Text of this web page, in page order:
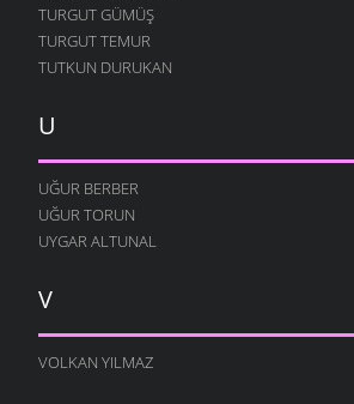
İKI YÜREK
28 HAZIRAN 2007
YÜREĞIM İŞGAL ALTINDA
DÜŞE KALDIK
19 HAZIRAN 2007
MIŞLI MUŞLU HAYATIM
4 HAZIRAN 2007
TURGUT GÜMÜŞ
TURGUT TEMUR
TUTKUN DURUKAN
U
UĞUR BERBER
UĞUR TORUN
UYGAR ALTUNAL
V
VOLKAN YILMAZ